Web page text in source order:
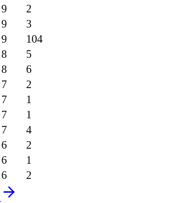
9
2
9
3
9
104
8
5
8
6
7
2
7
1
7
1
7
4
6
2
6
1
6
2